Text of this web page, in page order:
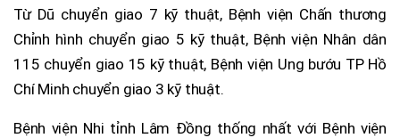
Từ Dũ chuyển giao 7 kỹ thuật, Bệnh viện Chấn thương
Chỉnh hình chuyển giao 5 kỹ thuật, Bệnh viện Nhân dân
115 chuyển giao 15 kỹ thuật, Bệnh viện Ung bướu TP Hồ
Chí Minh chuyển giao 3 kỹ thuật.
Bệnh viện Nhi tỉnh Lâm Đồng thống nhất với Bệnh viện